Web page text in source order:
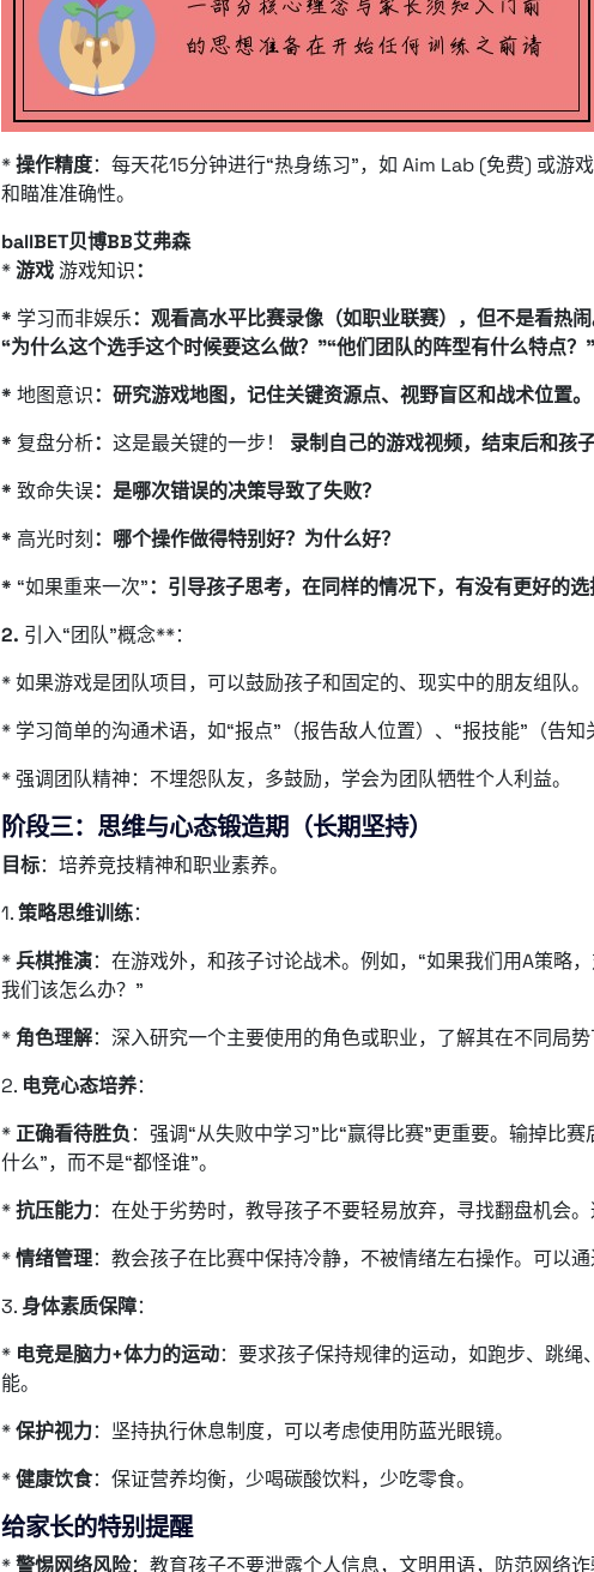
*操作精度：每天花15分钟进行“热身练习”，如 Aim Lab (免费) 或游
和瞄准准确性。
ballBET贝博BB艾弗森
*游戏游戏知识：
* 学习而非娱乐：观看高水平比赛录像（如职业联赛），但不是看热
“为什么这个选手这个时候要这么做？”“他们团队的阵型有什么特点？”
* 地图意识：研究游戏地图，记住关键资源点、视野盲区和战术位置。
* 复盘分析： 这是最关键的一步！
录制自己的游戏视频，结束后和孩
* 致命失误：是哪次错误的决策导致了失败？
* 高光时刻 ：哪个操作做得特别好？为什么好？
* “如果重来一次”：引导孩子思考，在同样的情况下，有没有更好的选
2. 引入“团队”概念**：
* 如果游戏是团队项目，可以鼓励孩子和固定的、现实中的朋友组队。
* 学习简单的沟通术语，如“报点”（报告敌人位置）、“报技能”（告知
* 强调团队精神：不埋怨队友，多鼓励，学会为团队牺牲个人利益。
阶段三：思维与心态锻造期（长期坚持）
目标：培养竞技精神和职业素养。
1.策略思维训练：
*兵棋推演：在游戏外，和孩子讨论战术。例如，“如果我们用A策略
我们该怎么办？”
* 角色理解：深入研究一个主要使用的角色或职业，了解其在不同局势
2. 电竞心态培养：
*正确看待胜负：强调“从失败中学习”比“赢得比赛”更重要。输掉比
什么”，而不是“都怪谁”。
*抗压能力：在处于劣势时，教导孩子不要轻易放弃，寻找翻盘机会。
*情绪管理：教会孩子在比赛中保持冷静，不被情绪左右操作。可以通
3. 身体素质保障：
* 电竞是脑力+体力的运动：要求孩子保持规律的运动，如跑步、跳
能。
*保护视力：坚持执行休息制度，可以考虑使用防蓝光眼镜。
*健康饮食：保证营养均衡，少喝碳酸饮料，少吃零食。
给家长的特别提醒
*警惕网络风险：教育孩子不要泄露个人信息，文明用语，防范网络诈